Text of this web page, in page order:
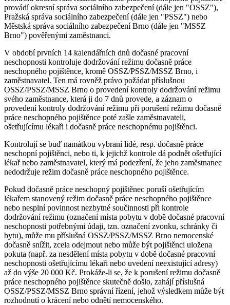
provádí okresní správa sociálního zabezpečení (dále jen "OSSZ"),
Pražská správa sociálního zabezpečení (dále jen "PSSZ") nebo
Městská správa sociálního zabezpečení Brno (dále jen "MSSZ
Brno") pověřenými zaměstnanci.
V období prvních 14 kalendářních dnů dočasné pracovní
neschopnosti kontroluje dodržování režimu dočasně práce
neschopného pojištěnce, kromě OSSZ/PSSZ/MSSZ Brno, i
zaměstnavatel. Ten má rovněž právo požádat příslušnou
OSSZ/PSSZ/MSSZ Brno o provedení kontroly dodržování režimu
svého zaměstnance, která ji do 7 dnů provede, a záznam o
provedení kontroly dodržování režimu při porušení režimu dočasně
práce neschopného pojištěnce poté zašle zaměstnavateli,
ošetřujícímu lékaři i dočasně práce neschopnému pojištěnci.
Kontrolují se buď namátkou vybraní lidé, resp. dočasně práce
neschopní pojištěnci, nebo ti, k jejichž kontrole dá podnět ošetřující
lékař nebo zaměstnavatel, který má podezření, že jeho zaměstnanec
nedodržuje režim dočasně práce neschopného pojištěnce.
Pokud dočasně práce neschopný pojištěnec poruší ošetřujícím
lékařem stanovený režim dočasně práce neschopného pojištěnce
nebo nesplní povinnost nezbytné součinnosti při kontrole
dodržování režimu (označení místa pobytu v době dočasné pracovní
neschopnosti potřebnými údaji, tzn. označení zvonku, schránky či
bytu), může mu příslušná OSSZ/PSSZ/MSSZ Brno nemocenské
dočasně snížit, zcela odejmout nebo může být pojištěnci uložena
pokuta (např. za nesdělení místa pobytu v době dočasné pracovní
neschopnosti ošetřujícímu lékaři nebo uvedení neexistující adresy)
až do výše 20 000 Kč. Prokáže-li se, že k porušení režimu dočasně
práce neschopného pojištěnce skutečně došlo, zahájí příslušná
OSSZ/PSSZ/MSSZ Brno správní řízení, jehož výsledkem může být
rozhodnutí o krácení nebo odnětí nemocenského.